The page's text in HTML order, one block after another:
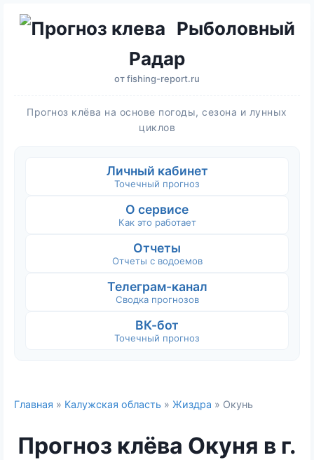
Рыболовный
Радар
отfishing-report.ru
Прогноз клёва на основе погоды, сезона и лунных
циклов
Личный кабинет
Точечный прогноз
О сервисе
Как это работает
Отчеты
Отчеты с водоемов
Телеграм-канал
Сводка прогнозов
ВК-бот
Точечный прогноз
Главная » Калужская область » Жиздра » Окунь
Прогноз клёва Окуня в г.